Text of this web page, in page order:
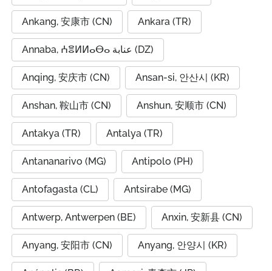
Ankang, 安康市 (CN) Ankara (TR)
Annaba, ⵄⴻⵍⵍⴰⴱⴰ عنابة (DZ)
Anqing, 安庆市 (CN) Ansan-si, 안산시 (KR)
Anshan, 鞍山市 (CN) Anshun, 安顺市 (CN)
Antakya (TR) Antalya (TR)
Antananarivo (MG) Antipolo (PH)
Antofagasta (CL) Antsirabe (MG)
Antwerp, Antwerpen (BE) Anxin, 安新县 (CN)
Anyang, 安阳市 (CN) Anyang, 안양시 (KR)